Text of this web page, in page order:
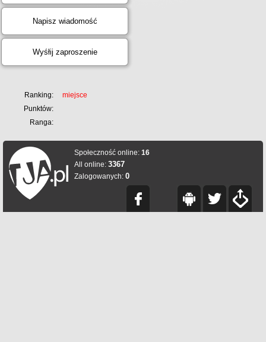
Napisz wiadomość
Wyśłij zaproszenie
Ranking:
miejsce
Punktów:
Ranga:
Społeczność online: 16
All online: 3367
Zalogowanych: 0